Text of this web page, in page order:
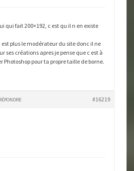
qui fait 200×192, c est qu il n en existe
est plus le modérateur du site donc il ne
ses créations apres je pense que c est à
pour ta propre taille de borne.
#16219